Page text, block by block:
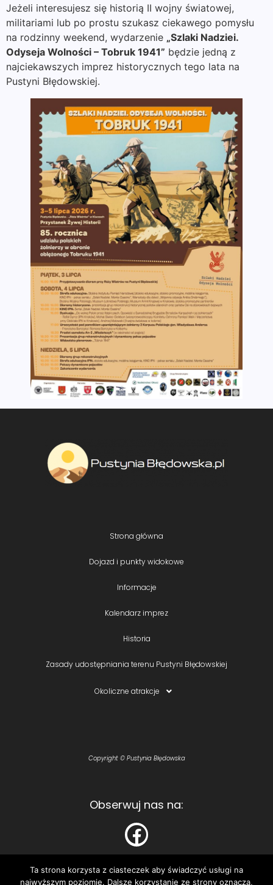
Jeżeli interesujesz się historią II wojny światowej,
militariami lub po prostu szukasz ciekawego pomysłu
na rodzinny weekend, wydarzenie „Szlaki Nadziei.
Odyseja Wolności – Tobruk 1941” będzie jedną z
najciekawszych imprez historycznych tego lata na
Pustyni Błędowskiej.
Strona główna
Dojazd i punkty widokowe
Informacje
Kalendarz imprez
Historia
Zasady udostępniania terenu Pustyni Błędowskiej
Okoliczne atrakcje
Copyright © Pustynia Błędowska
Obserwuj nas na:
Ta strona korzysta z ciasteczek aby świadczyć usługi na
najwyższym poziomie. Dalsze korzystanie ze strony oznacza,